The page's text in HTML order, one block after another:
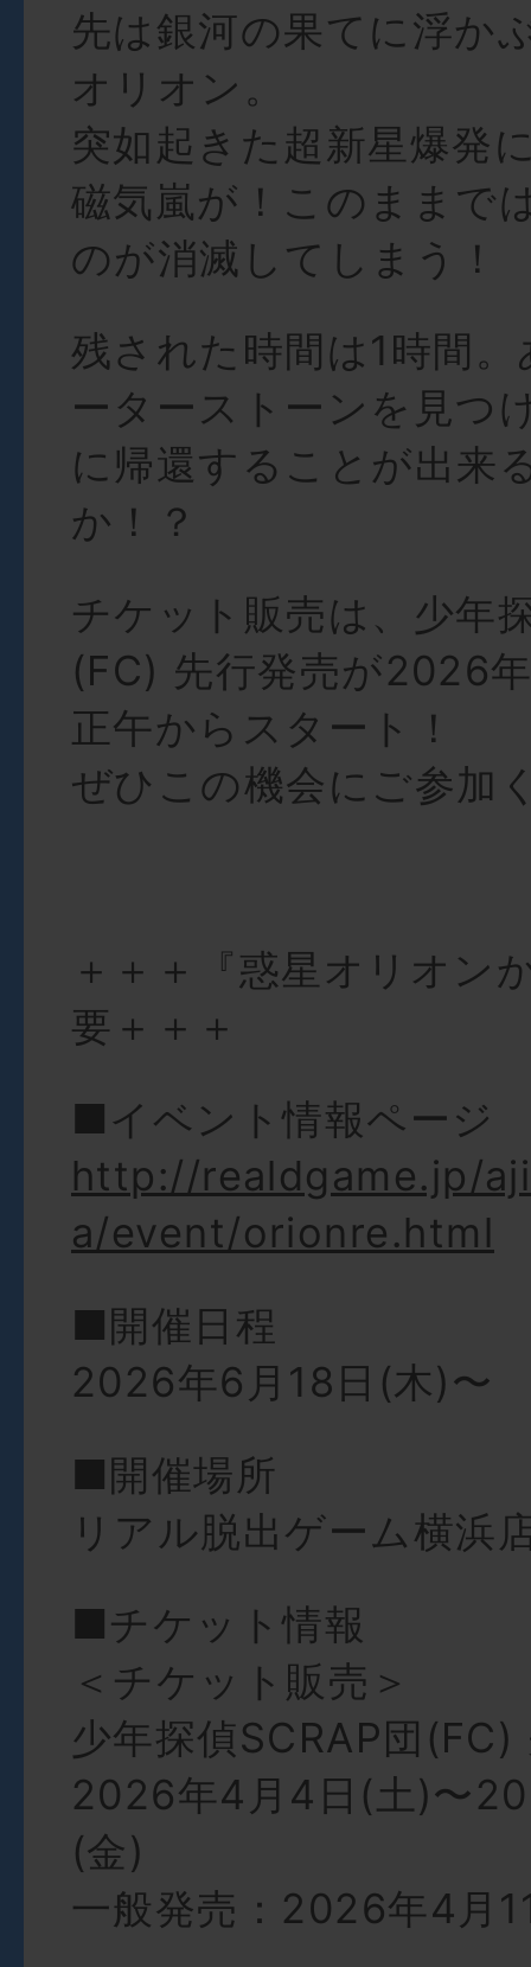
先は銀河の果てに浮か
オリオン。
突如起きた超新星爆発
磁気嵐が！このままで
のが消滅してしまう！
残された時間は1時間
ーターストーンを見つ
に帰還することが出来
か！？
チケット販売は、少年
(FC) 先行発売が2026
正午からスタート！
ぜひこの機会にご参加
＋＋＋『惑星オリオン
要＋＋＋
■イベント情報ページ
http://realdgame.jp/
a/event/orionre.html
■開催日程
2026年6月18日(木)〜
■開催場所
リアル脱出ゲーム横浜
■チケット情報
＜チケット販売＞
少年探偵SCRAP団(FC)
2026年4月4日(土)〜
(金)
一般発売：2026年4月